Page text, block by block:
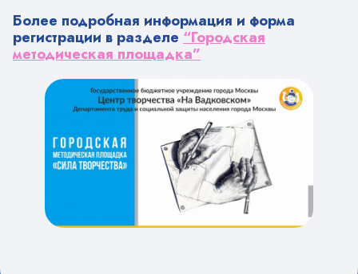
Более подробная информация и форма
регистрации в разделе “Городская
методическая площадка”